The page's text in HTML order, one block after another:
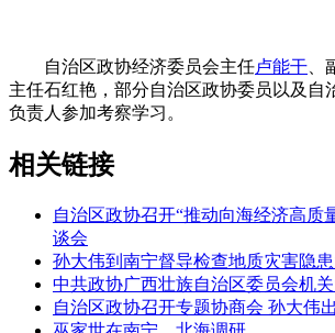
自治区政协经济委员会主任卢能干
主任石红艳，部分自治区政协委员以及自
负责人参加考察学习。
相关链接
自治区政协召开“推动向海经济高质
谈会
孙大伟到南宁督导检查地质灾害隐
中共政协广西壮族自治区委员会机
自治区政协召开专题协商会 孙大伟